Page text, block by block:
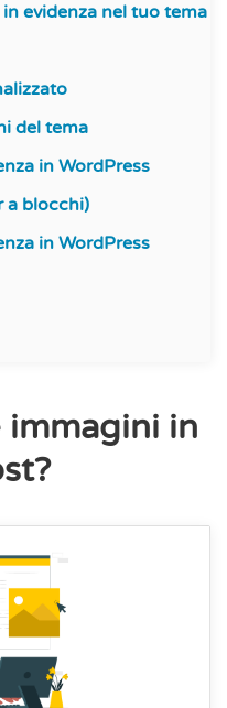
evidenza nel tuo tema
del tema
in WordPress
a blocchi)
in WordPress
immagini in